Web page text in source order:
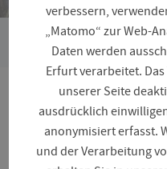
Sie
sind
hier:
Fakultäten und
Herzlich
der
verbessern,
„Matomo“ zur Web-
Daten werden
Erfurt verarbeitet.
unserer Seite
ausdrücklich
anonymisiert erfasst.
und der Verarbeitung